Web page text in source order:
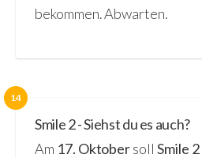
bekommen. Abwarten.
14
Smile 2 - Siehst du es auch?
Am 17. Oktobersoll Smile 2